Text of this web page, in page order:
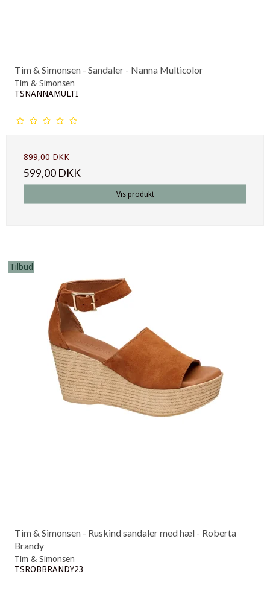
Tim & Simonsen - Sandaler - Nanna Multicolor
Tim & Simonsen
TSNANNAMULTI
899,00 DKK
599,00 DKK
Vis produkt
Tilbud
Tim & Simonsen - Ruskind sandaler med hæl - Roberta
Brandy
Tim & Simonsen
TSROBBRANDY23